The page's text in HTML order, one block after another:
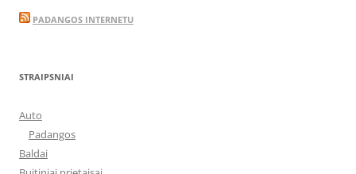
PADANGOS INTERNETU
STRAIPSNIAI
Auto
Padangos
Baldai